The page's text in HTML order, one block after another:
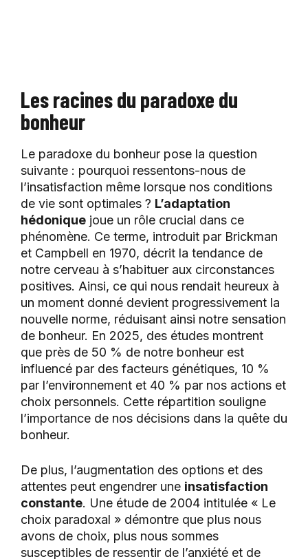
Les racines du paradoxe du
bonheur
Le paradoxe du bonheur pose la question
suivante : pourquoi ressentons-nous de
l’insatisfaction même lorsque nos conditions
de vie sont optimales ? L’adaptation
hédonique joue un rôle crucial dans ce
phénomène. Ce terme, introduit par Brickman
et Campbell en 1970, décrit la tendance de
notre cerveau à s’habituer aux circonstances
positives. Ainsi, ce qui nous rendait heureux à
un moment donné devient progressivement la
nouvelle norme, réduisant ainsi notre sensation
de bonheur. En 2025, des études montrent
que près de 50 % de notre bonheur est
influencé par des facteurs génétiques, 10 %
par l’environnement et 40 % par nos actions et
choix personnels. Cette répartition souligne
l’importance de nos décisions dans la quête du
bonheur.
De plus, l’augmentation des options et des
attentes peut engendrer une insatisfaction
constante. Une étude de 2004 intitulée « Le
choix paradoxal » démontre que plus nous
avons de choix, plus nous sommes
susceptibles de ressentir de l’anxiété et de